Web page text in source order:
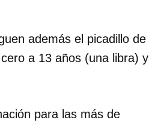
además el picadillo de
a 13 años (una libra) y
para las más de